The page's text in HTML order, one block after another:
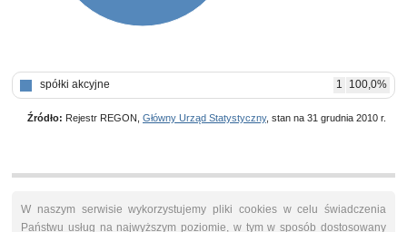
spółki akcyjne 1 100,0%
Źródło: Rejestr REGON, Główny Urząd Statystyczny, stan na 31 grudnia 2010 r.
W naszym serwisie wykorzystujemy pliki cookies w celu świadczenia
Państwu usług na najwyższym poziomie, w tym w sposób dostosowany